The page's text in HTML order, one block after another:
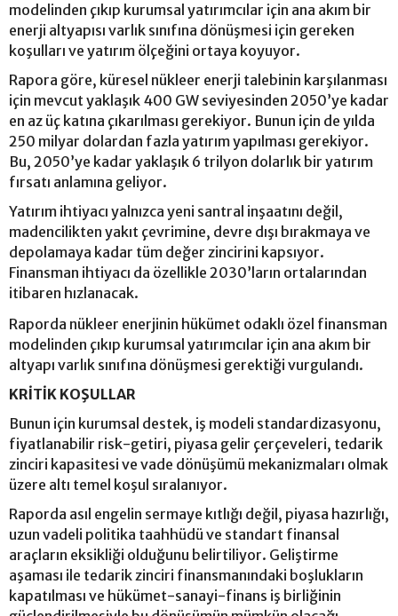
modelinden çıkıp kurumsal yatırımcılar için ana akım bir
enerji altyapısı varlık sınıfına dönüşmesi için gereken
koşulları ve yatırım ölçeğini ortaya koyuyor.
Rapora göre, küresel nükleer enerji talebinin karşılanması
için mevcut yaklaşık 400 GW seviyesinden 2050’ye kadar
en az üç katına çıkarılması gerekiyor. Bunun için de yılda
250 milyar dolardan fazla yatırım yapılması gerekiyor.
Bu, 2050’ye kadar yaklaşık 6 trilyon dolarlık bir yatırım
fırsatı anlamına geliyor.
Yatırım ihtiyacı yalnızca yeni santral inşaatını değil,
madencilikten yakıt çevrimine, devre dışı bırakmaya ve
depolamaya kadar tüm değer zincirini kapsıyor.
Finansman ihtiyacı da özellikle 2030’ların ortalarından
itibaren hızlanacak.
Raporda nükleer enerjinin hükümet odaklı özel finansman
modelinden çıkıp kurumsal yatırımcılar için ana akım bir
altyapı varlık sınıfına dönüşmesi gerektiği vurgulandı.
KRİTİK KOŞULLAR
Bunun için kurumsal destek, iş modeli standardizasyonu,
fiyatlanabilir risk-getiri, piyasa gelir çerçeveleri, tedarik
zinciri kapasitesi ve vade dönüşümü mekanizmaları olmak
üzere altı temel koşul sıralanıyor.
Raporda asıl engelin sermaye kıtlığı değil, piyasa hazırlığı,
uzun vadeli politika taahhüdü ve standart finansal
araçların eksikliği olduğunu belirtiliyor. Geliştirme
aşaması ile tedarik zinciri finansmanındaki boşlukların
kapatılması ve hükümet-sanayi-finans iş birliğinin